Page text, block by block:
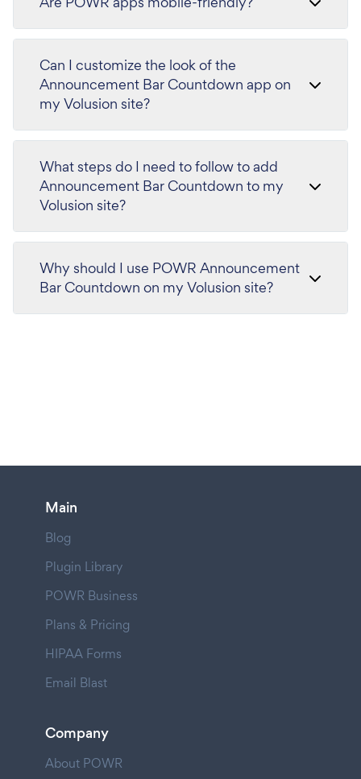
Can I customize the look of the
Announcement Bar Countdown app on
my Volusion site?
What steps do I need to follow to add
Announcement Bar Countdown to my
Volusion site?
Why should I use POWR Announcement
Bar Countdown on my Volusion site?
Main
Blog
Plugin Library
POWR Business
Plans & Pricing
HIPAA Forms
Email Blast
Company
About POWR